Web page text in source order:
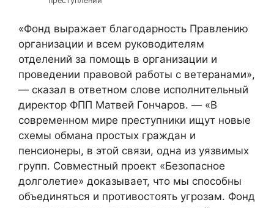
«Фонд выражает благодарность Правлению
организации и всем руководителям
отделений за помощь в организации и
проведении правовой работы с ветеранами»,
— сказал в ответном слове исполнительный
директор ФПП Матвей Гончаров. — «В
современном мире преступники ищут новые
схемы обмана простых граждан и
пенсионеры, в этой связи, одна из уязвимых
групп. Совместный проект «Безопасное
долголетие» доказывает, что мы способны
объединяться и противостоять угрозам. Фонд